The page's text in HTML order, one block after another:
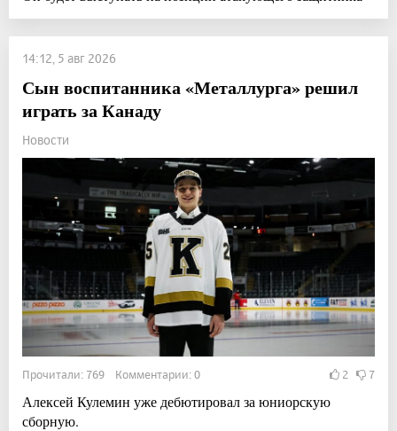
14:12, 5 авг 2026
Сын воспитанника «Металлурга» решил
играть за Канаду
Новости
Прочитали: 769 Комментарии: 0 2 7
Алексей Кулемин уже дебютировал за юниорскую
сборную.